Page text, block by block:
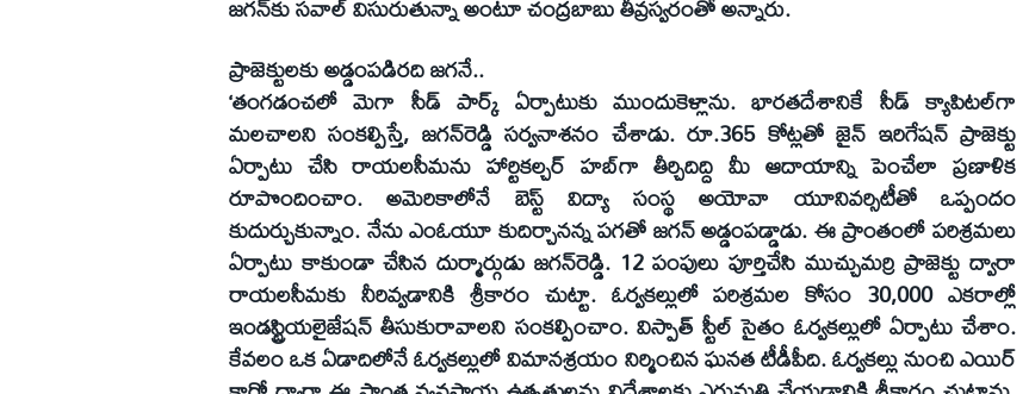
ప్రాజెక్టులకు అడ్డంపడిరది జగనే..
‘తంగడంచలో మెగా సీడ్‌ పార్క్‌ ఏర్పాటుకు ముందుకెళ్లాను. భారతదేశానికే సీడ్‌ క్యాపిటల్‌గా
మలచాలని సంకల్పిస్తే, జగన్‌రెడ్డి సర్వనాశనం చేశాడు. రూ.365 కోట్లతో జైన్‌ ఇరిగేషన్‌ ప్రాజెక్టు
ఏర్పాటు చేసి రాయలసీమను హార్టికల్చర్‌ హబ్‌గా తీర్చిదిద్ది మీ ఆదాయాన్ని పెంచేలా ప్రణాళిక
రూపొందించాం. అమెరికాలోనే బెస్ట్‌ విద్యా సంస్థ అయోవా యూనివర్సిటీతో ఒప్పందం
కుదుర్చుకున్నాం. నేను ఎంఓయూ కుదిర్చానన్న పగతో జగన్‌ అడ్డంపడ్డాడు. ఈ ప్రాంతంలో పరిశ్రమలు
ఏర్పాటు కాకుండా చేసిన దుర్మార్గుడు జగన్‌రెడ్డి. 12 పంపులు పూర్తిచేసి ముచ్చుమర్రి ప్రాజెక్టు ద్వారా
రాయలసీమకు నీరివ్వడానికి శ్రీకారం చుట్టా. ఓర్వకల్లులో పరిశ్రమల కోసం 30,000 ఎకరాల్లో
ఇండస్ట్రియలైజేషన్‌ తీసుకురావాలని సంకల్పించాం. విస్పాత్‌ స్టీల్‌ సైతం ఓర్వకల్లులో ఏర్పాటు చేశాం.
కేవలం ఒక ఏడాదిలోనే ఓర్వకల్లులో విమానశ్రయం నిర్మించిన ఘనత టీడీపీది. ఓర్వకల్లు నుంచి ఎయిర్‌